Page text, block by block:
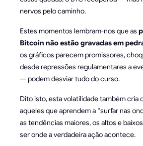
nervos pelo caminho.
Estes momentos lembram-nos que as
Bitcoin não estão gravadas em
os gráficos parecem promissores,
desde repressões regulamentares a
— podem desviar tudo do curso.
Dito isto, esta volatilidade também cria
aqueles que aprendem a “surfar nas
as tendências maiores, os altos e
ser onde a verdadeira ação acontece.